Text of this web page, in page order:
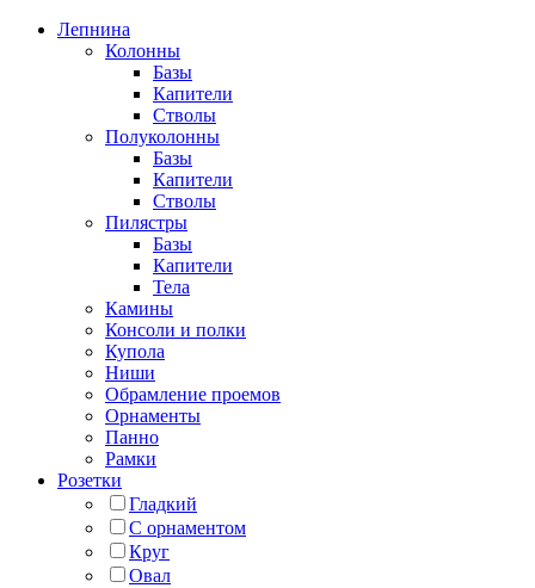
Лепнина
Колонны
Базы
Капители
Стволы
Полуколонны
Базы
Капители
Стволы
Пилястры
Базы
Капители
Тела
Камины
Консоли и полки
Купола
Ниши
Обрамление проемов
Орнаменты
Панно
Рамки
Розетки
Гладкий
С орнаментом
Круг
Овал